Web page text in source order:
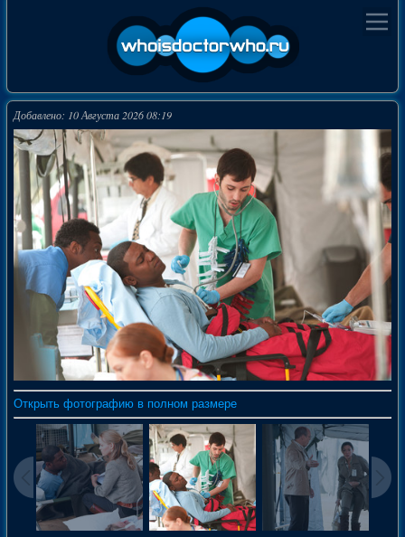
Добавлено: 10 Августа 2026 08:19
Открыть фотографию в полном размере